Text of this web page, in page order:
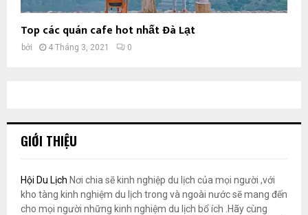
Top các quán cafe hot nhất Đà Lạt
bởi 4 Tháng 3, 2021 0
GIỚI THIỆU
Hội Du Lịch Nơi chia sẽ kinh nghiệp du lịch của mọi người ,với
kho tàng kinh nghiệm du lịch trong và ngoài nước sẽ mang đến
cho mọi người những kinh nghiệm du lịch bổ ích .Hãy cùng